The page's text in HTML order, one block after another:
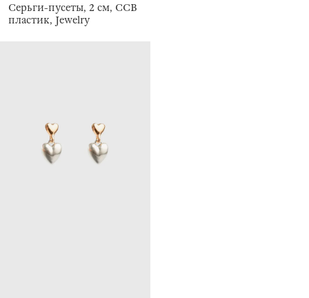
Серьги-пусеты, 2 см, CCB
пластик, Jewelry